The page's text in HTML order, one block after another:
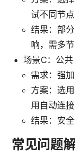
试不同节点
结果：部
响，需多节
场景C：公
需求：强
方案：选
用自动连
结果：安
常见问题